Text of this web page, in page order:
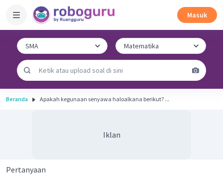
Masuk
Beranda Apakah kegunaan senyawa haloalkana berikut? ...
Iklan
Pertanyaan